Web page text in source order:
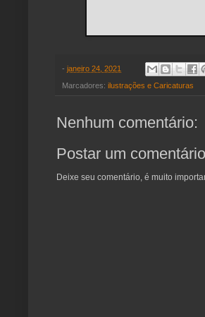
- janeiro 24, 2021
Marcadores: ilustrações e Caricaturas
Nenhum comentário:
Postar um comentário
Deixe seu comentário, é muito